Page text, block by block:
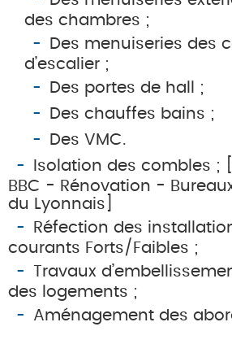
des chambres ;
Des menuiseries des
d’escalier ;
Des portes de hall ;
Des chauffes bains ;
Des VMC.
Isolation des combles ;
BBC - Rénovation -
du Lyonnais]
Réfection des
courants Forts/Faibles ;
Travaux
des logements ;
Aménagement des